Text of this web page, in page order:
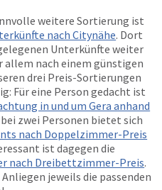
weitere Sortierung ist
nach Citynähe. Dort
Unterkünfte weiter
allem nach einem günstigen
drei Preis-Sortierungen
Für eine Person gedacht ist
in und um Gera anhand
zwei Personen bietet sich
nach Doppelzimmer-Preis
ist dagegen die
nach Dreibettzimmer-Preis.
jeweils die passenden